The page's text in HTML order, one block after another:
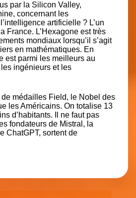
par la Silicon Valley,
concernant les
artificielle ? L’un
France. L’Hexagone est très
mondiaux lorsqu’il s’agit
en mathématiques. En
est parmi les meilleurs au
ingénieurs et les
médailles Field, le Nobel des
les Américains. On totalise 13
d’habitants. Il ne faut pas
fondateurs de Mistral, la
ChatGPT, sortent de